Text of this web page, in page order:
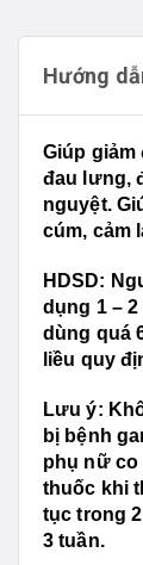
Hướng
Giúp
đau lưng,
nguyệt.
cúm,
HDSD:
dụng 1 –
dùng quá
liều quy
Lưu ý:
bị bệnh
phụ nữ co
thuốc khi
tục trong
3 tuần.